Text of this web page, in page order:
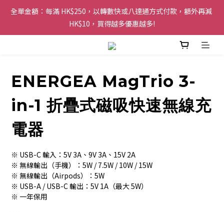
購物滿 HK$200 即可免運費，派送至香港及澳門地區
全單金額：每滿 HK$250，以轉數快或八達通方式付款，額外再減
HK$10，買得越多優惠越多!
歡迎 WhatsApp 6123 6918 查詢或電郵到
購物滿 HK$200 即可免運費，派送至香港及澳門地區
ENERGEA MagTrio 3-
in-1 折疊式磁吸快速無線充
電器
※ USB-C 輸入：5V 3A、9V 3A、15V 2A
※ 無線輸出（手機）：5W / 7.5W / 10W / 15W
※ 無線輸出（Airpods）：5W
※ USB-A / USB-C 輸出：5V 1A（最大 5W）
※ 一年保用